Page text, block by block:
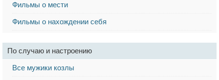
Фильмы о мести
Фильмы о нахождении себя
По случаю и настроению
Все мужики козлы